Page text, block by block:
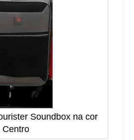
Soundbox na cor
Centro